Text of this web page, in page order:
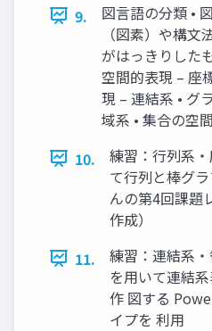
9.
図言語の分類 •
（図素）や構文
がはっきりした
空間的表現 – 座
現 – 連結系 • グ
域系 • 集合の空
10.
練習：行列系
て行列と棒グ
んの第4回課題
作成）
11.
練習：連結系
を用いて連結
作 図する
イプを 利用